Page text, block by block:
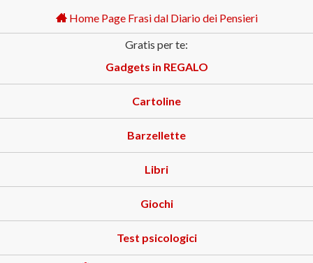
Home Page Frasi dal Diario dei Pensieri
Gratis per te:
Gadgets in REGALO
Cartoline
Barzellette
Libri
Giochi
Test psicologici